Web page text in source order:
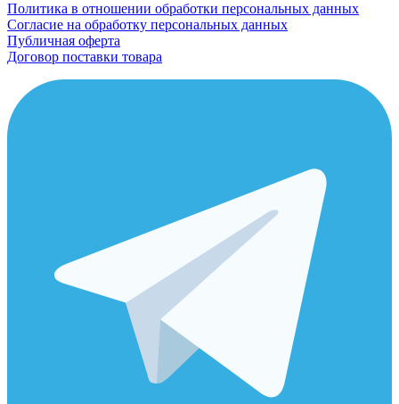
Политика в отношении обработки персональных данных
Согласие на обработку персональных данных
Публичная оферта
Договор поставки товара